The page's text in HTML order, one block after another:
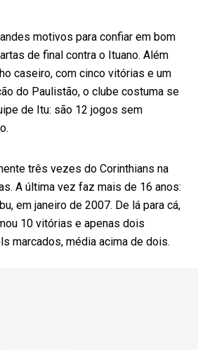
motivos para confiar em bom
de final contra o Ituano. Além
caseiro, com cinco vitórias e um
do Paulistão, o clube costuma se
de Itu: são 12 jogos sem
três vezes do Corinthians na
A última vez faz mais de 16 anos:
em janeiro de 2007. De lá para cá,
10 vitórias e apenas dois
marcados, média acima de dois.